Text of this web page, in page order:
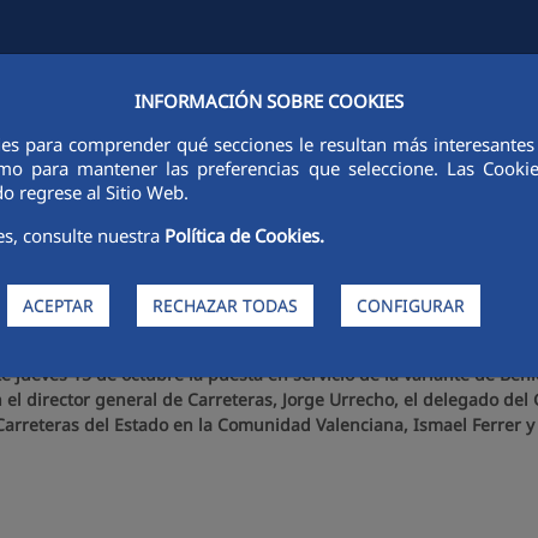
INFORMACIÓN SOBRE COOKIES
para comprender qué secciones le resultan más
para mantener las preferencias que seleccione. Las
regrese al Sitio Web.
consulte nuestra Política de Cookies.
ACEPTAR RECHAZAR TODAS CONFIGURAR
FCCCO EN EL MUNDO SOSTENIBILIDAD ÉTICA E INTEGRIDAD
jueves 15 de octubre la puesta en servicio de la variante de
director general de Carreteras, Jorge Urrecho, el delegado del
del Estado en la Comunidad Valenciana, Ismael Ferrer